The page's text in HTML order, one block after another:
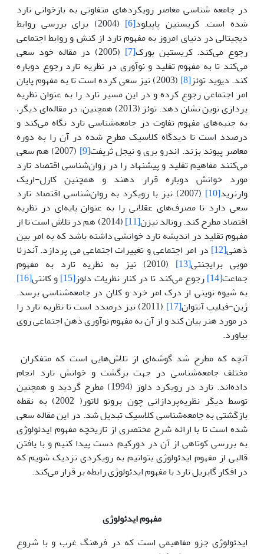
در جامعه شناسی معاصر رویکردهای متفاوتی به بازخوانی تارد
شده است. کریستین پاپیلود[6]
(2004) برای بررسی روابط
دیجیتالی در دنیای امروز به مفهوم تارد از کنش و روابط اجتماعی
رجوع می‌کند. کریستین بورک[7]
(2005) در مقاله خود سعی
می‌کند تا به مفهوم تقلید و نوآوری در نظریه تارد رجوع دوباره
کند. دیوید توئز[8]
(2003) نیز سعی کرده است تا به مفهوم پایان
امر اجتماعی رجوع کرده و در این مسیر تارد را به عنوان نظریه
پردازی نوین نشان دهد. توئز (2013) همچنین، در مقاله‌ای دیگر،
به جنبه‌های مفهوم تفاوت در جامعه‌شناسی تارد نگاه می‌کند و
درصدد است تا دیدگاه کلاسیک مطرح شده در آن را به دوره
معاصر پیوند بزند. اندرو بری و نیجل ثریفت[9]
(2007) هم سعی
می‌کنند مفاهیم تقلید و پیشنهاد را در روان‌شناسی اقتصاد تارد
مورد خوانش دوباره قرار دهند و همچنین کارل-اریک
وارنرید[10]
(2007) نیز با رویکرد به روان‌شناسی اقتصاد تارد
سعی دارد تا مصرف‌های عقلانی را به عنوان پایه‌‌ای در نظریه
اقتصاد مطرح کند. رونالد نیزن[11]
(2014) هم در تلاش است تا از
مفهوم تقلید در اندیشه تارد خوانشی داشته باشد که به امر بین‌
ذهنی[12]
در امر اجتماعی و تغییرات اجتماعی می پردازد. آندرئا
موبی برایجنتی[13]
(2010) نیز به نظریه تارد به مفهوم
جماعت[14] رجوع می‌کند تا در کنار نظریات دلوز[15] و کانتی[16]
به شیوه نوینی از درک امر خرد و کلان در جامعه‌شناسی برسد.
ژین-فیلیپ آنتوان[17]
(2011) نیز درصدد است تا نظریه تارد را
در مورد هنر بیان کند و از آن به مفهوم نوآوری ذهن اجتماعی روی
بیاورد.
آنچه که مطرح شد گوشه‌ای از تلاش‌هایی است که متفکران
مختلف جامعه‌شناسی در جهت برگشت و خوانش تارد انجام
داده‌اند. تارد در رویکرد دلوز (1994) مطرح گردید و همچنین
توسط دیگر نظریه‌پردازانی چون برونو لاتور( 2002) به نقطه
بازگشتی به جامعه‌شناسی کلاسیک تبدیل شد. در این مقاله سعی
شده است تا با ارائه شرح مختصری از تاریخچه مفهوم ایدئولوژی
به بررسی کوتاهی از آن در دورکیم دست پیدا کنیم و با یافتن
قالبی از مفهوم ایدئولوژی بتوانیم به رویکردی نزدیک شویم که
در افکار گابریل تارد با مفهوم ایدئولوژی رابطه‌ بر قرار می‌کند.
مفهوم ایدئولوژی
ایدئولوژی جزو مفاهیمی است که در فرهنگ غرب و با شروع